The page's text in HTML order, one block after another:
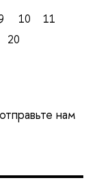
10
11
20
нам